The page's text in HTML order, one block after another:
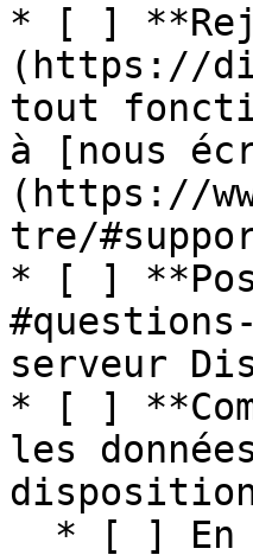
* [ ]
(https://
tout
à [nous
(https://
tre/
* [ ]
serveur
* [ ]
les